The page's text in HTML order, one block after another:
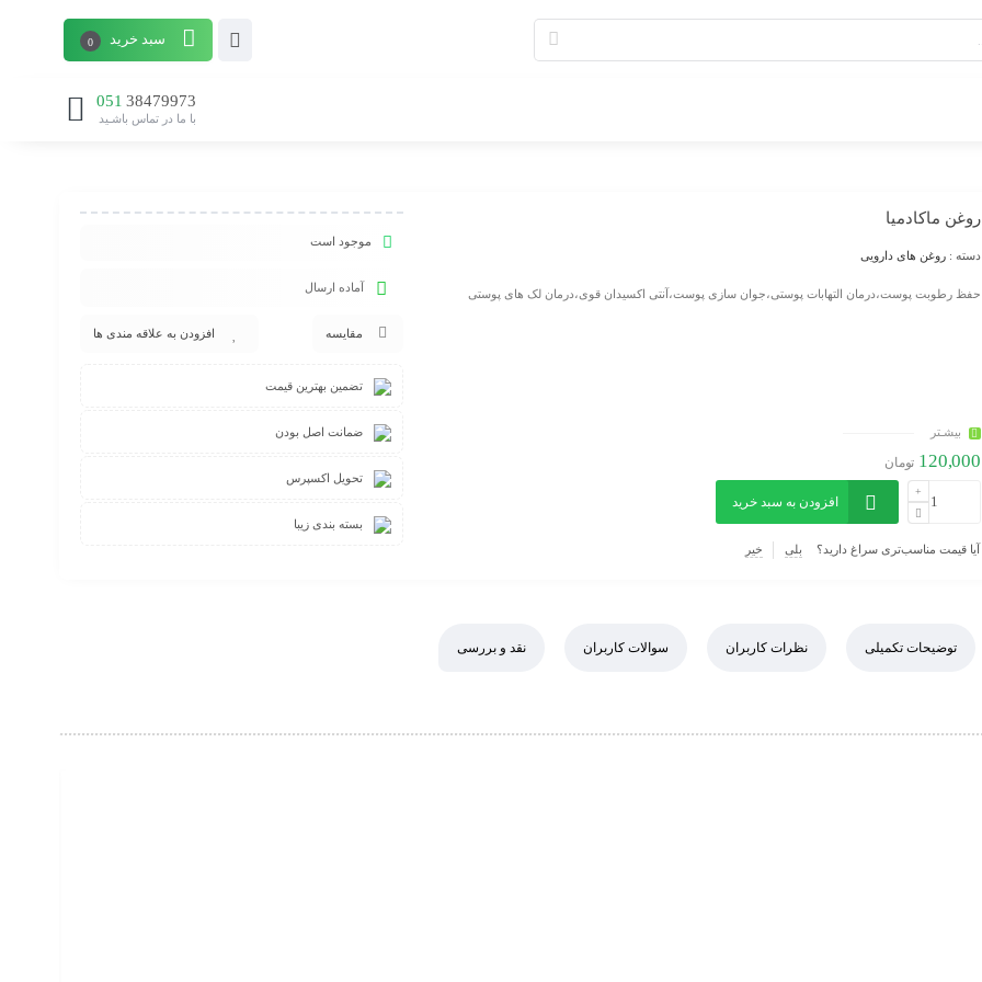
سبد خرید 0
38479973
051
با ما در تماس باشـید
روغن ماکادمیا
دسته :روغن های دارویی
حفظ رطوبت پوست،درمان التهابات پوستی،جوان سازی پوست،آنتی اکسیدان قوی،درمان لک های پوستی
بیشـتر
120,000 تومان
افزودن به سبد خرید
آیا قیمت مناسب‌تری سراغ دارید؟ بلی خیر
موجود است
آماده ارسال
مقایسه افزودن به علاقه مندی ها
تضمین بهترین قیمت
ضمانت اصل بودن
تحویل اکسپرس
بسته بندی زیبا
توضیحات تکمیلی نظرات کاربران سوالات کاربران نقد و بررسی